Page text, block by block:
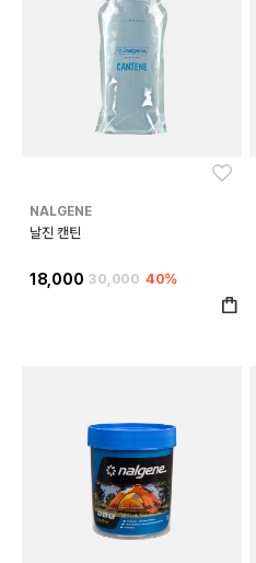
NALGENE
날진 캔틴
18,000 30,000 40%